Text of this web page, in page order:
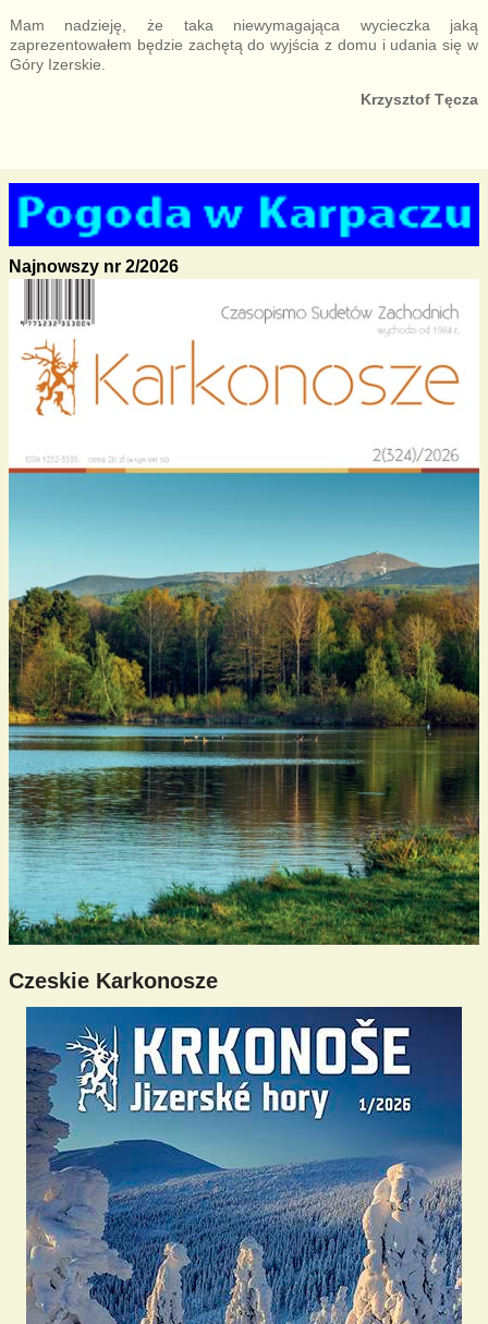
Mam nadzieję, że taka niewymagająca wycieczka jaką
zaprezentowałem będzie zachętą do wyjścia z domu i udania się w
Góry Izerskie.
Krzysztof Tęcza
Najnowszy nr 2/2026
Czeskie Karkonosze